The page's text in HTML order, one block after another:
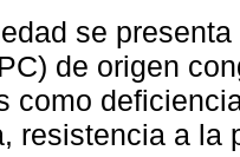
se
de origen
como
resistencia a la